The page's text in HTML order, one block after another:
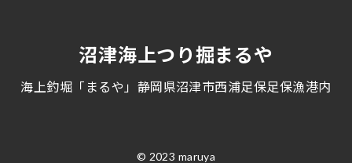
沼津海上つり掘まるや
海上釣堀「まるや」静岡県沼津市西浦足保足保漁港内
© 2023 maruya